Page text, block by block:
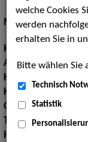
Models / Werbung:
Haarfarbe:
Augenfarbe:blau
Körpergröße:
Konfektionsgröße:
Oberweite:78
Taille:
60
Hüfte:
welche Cookies
werden
erhalten Sie in
Bitte wählen Sie
Technisch
Statistik